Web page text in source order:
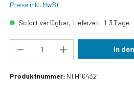
Preise inkl. MwSt.
Sofort verfügbar, Lieferzeit: 1-3 Tage
Produkt Anzahl: Gib den
In
Produktnummer: NTH10432